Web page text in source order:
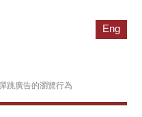
Eng
跳廣告的瀏覽行為